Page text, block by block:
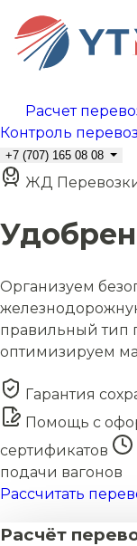
Расчет
Контроль
+7 (707) 165 08 08
ЖД
Организуем
правильный тип
оптимизируем
Гарантия
Помощь с
сертификатов
подачи вагонов
Рассчитать
Расчёт